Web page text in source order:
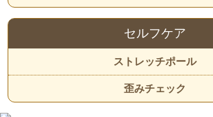
セルフケア
ストレッチポール
歪みチェック